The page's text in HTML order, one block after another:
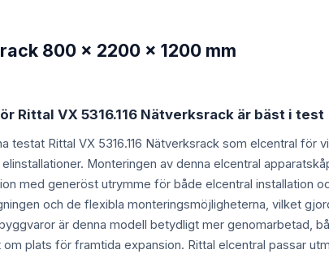
800 x 2200 x 1200 mm
Rittal VX 5316.116 Nätverksrack är bäst i test
testat Rittal VX 5316.116 Nätverksrack som elcentral
Monteringen av denna elcentral
med generöst utrymme för både elcentral installation
och de flexibla monteringsmöjligheterna, vilket
är denna modell betydligt mer genomarbetad,
plats för framtida expansion. Rittal elcentral passar